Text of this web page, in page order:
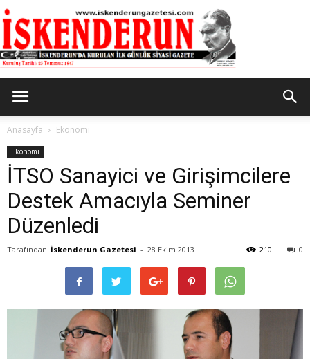
Gazetesi
Anasayfa Ekonomi
Ekonomi
İTSO Sanayici ve Girişimcilere
Destek Amacıyla Seminer
Düzenledi
Tarafından İskenderun Gazetesi - 28 Ekim 2013 0
210